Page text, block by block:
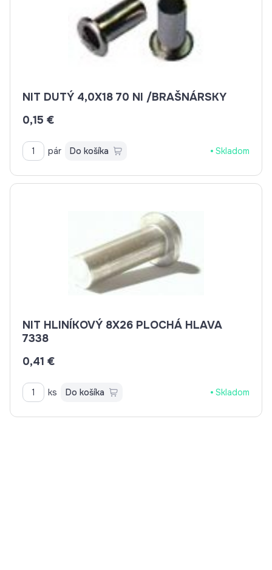
NIT DUTÝ 4,0X18 70 NI /BRAŠNÁRSKY
0,15 €
pár Do košíka Skladom
NIT HLINÍKOVÝ 8X26 PLOCHÁ HLAVA
7338
0,41 €
ks Do košíka Skladom